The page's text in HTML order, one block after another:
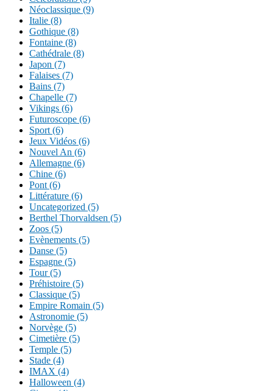
Néoclassique (9)
Italie (8)
Gothique (8)
Fontaine (8)
Cathédrale (8)
Japon (7)
Falaises (7)
Bains (7)
Chapelle (7)
Vikings (6)
Futuroscope (6)
Sport (6)
Jeux Vidéos (6)
Nouvel An (6)
Allemagne (6)
Chine (6)
Pont (6)
Littérature (6)
Uncategorized (5)
Berthel Thorvaldsen (5)
Zoos (5)
Evènements (5)
Danse (5)
Espagne (5)
Tour (5)
Préhistoire (5)
Classique (5)
Empire Romain (5)
Astronomie (5)
Norvège (5)
Cimetière (5)
Temple (5)
Stade (4)
IMAX (4)
Halloween (4)